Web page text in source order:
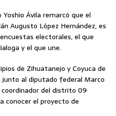
Ávila remarcó que el
Augusto López Hernández, es
electorales, el que
y el que une.
de Zihuatanejo y Coyuca de
junto al diputado federal Marco
coordinador del distrito 09
conocer el proyecto de